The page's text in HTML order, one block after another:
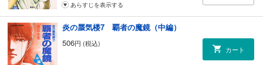
あらすじを表示する
炎の蜃気楼7 覇者の魔鏡（中編）
506円 (税込)
カート